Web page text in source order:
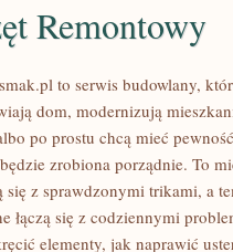
Remontowy
to serwis budowlany,
dom, modernizują
po prostu chcą mieć
zrobiona porządnie. To
się z sprawdzonymi trikami, a
łączą się z codziennymi
elementy, jak naprawić